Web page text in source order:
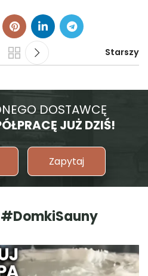
Starszy
DOSTAWCĘ
JUŻ DZIŚ!
Zapytaj